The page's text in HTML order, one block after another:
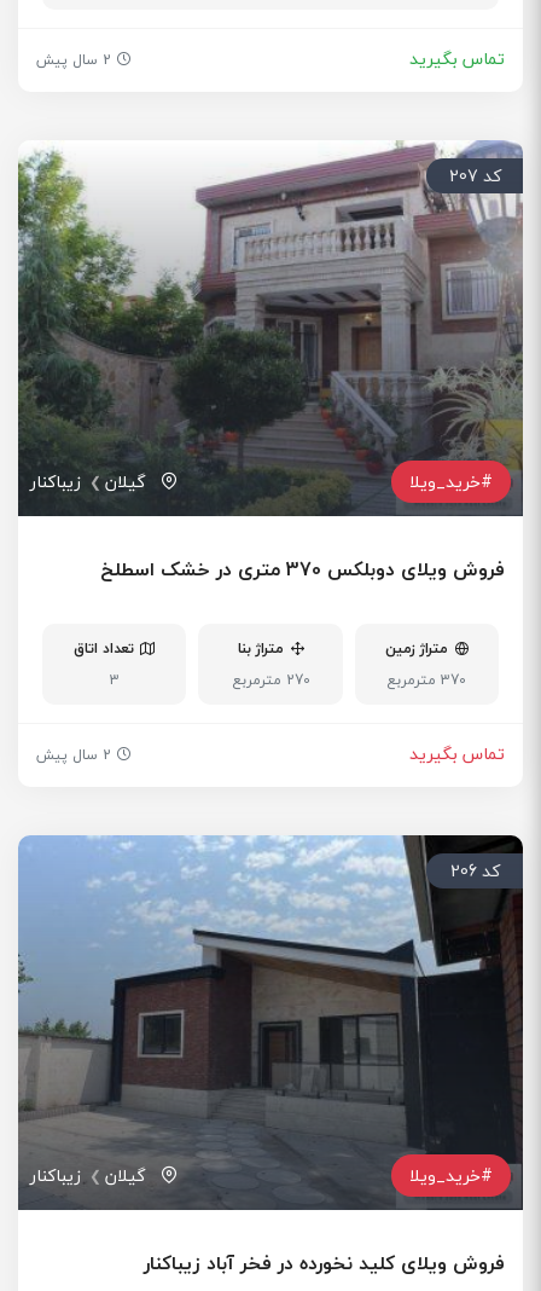
تماس بگیرید 2 سال پیش
کد 207
#خرید_ویلا گیلان زیباکنار
فروش ویلای دوبلکس 370 متری در خشک اسطلخ
متراژ زمین
370 مترمربع
متراژ بنا
270 مترمربع
تعداد اتاق
3
تماس بگیرید 2 سال پیش
کد 206
#خرید_ویلا گیلان زیباکنار
فروش ویلای کلید نخورده در فخر آباد زیباکنار